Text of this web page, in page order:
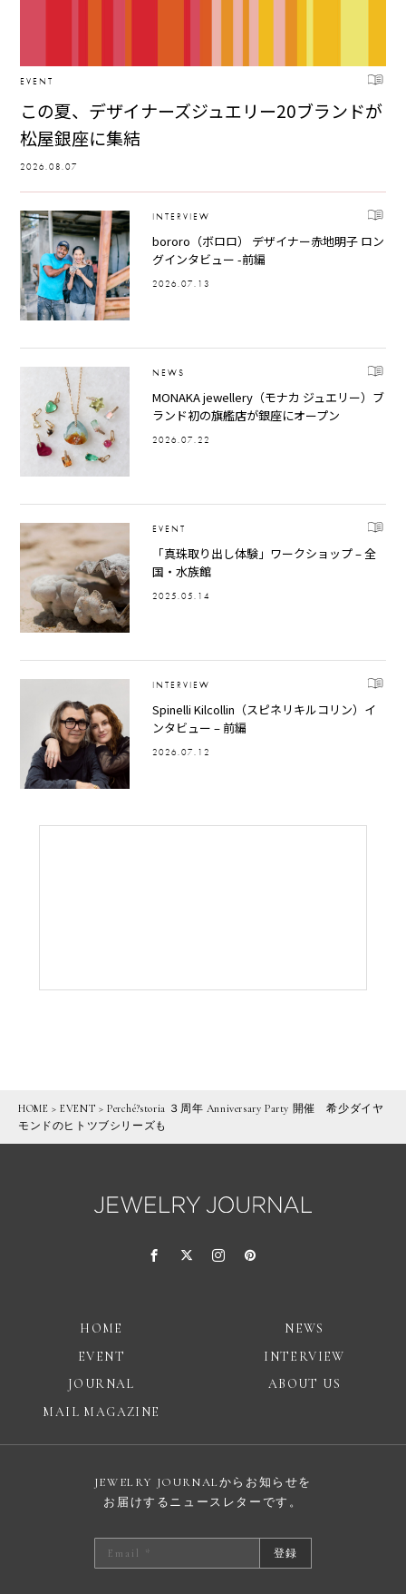
EVENT
この夏、デザイナーズジュエリー20ブランドが
松屋銀座に集結
2026.08.07
INTERVIEW
bororo（ボロロ） デザイナー赤地明子 ロン
グインタビュー -前編
2026.07.13
NEWS
MONAKA jewellery（モナカ ジュエリー）ブ
ランド初の旗艦店が銀座にオープン
2026.07.22
EVENT
「真珠取り出し体験」ワークショップ – 全
国・水族館
2025.05.14
INTERVIEW
Spinelli Kilcollin（スピネリキルコリン）イ
ンタビュー – 前編
2026.07.12
HOME >EVENT >Perché?storia ３周年 Anniversary Party 開催 希少ダイヤ
モンドのヒトツブシリーズも
HOME
NEWS
EVENT
INTERVIEW
JOURNAL
ABOUT US
MAIL MAGAZINE
JEWELRY JOURNALからお知らせを
お届けするニュースレターです。
登録